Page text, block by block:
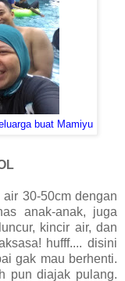
buat Mamiyu
30-50cm dengan
anak-anak, juga
kincir air, dan
hufff.... disini
gak mau berhenti.
pun diajak pulang.